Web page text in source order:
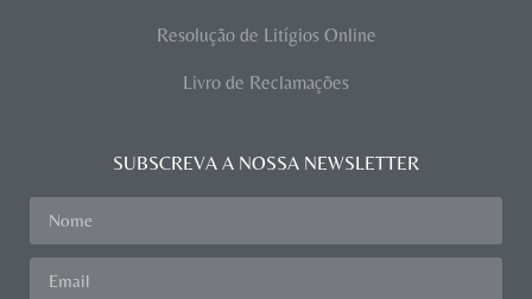
Resolução de Litígios Online
Livro de Reclamações
SUBSCREVA A NOSSA NEWSLETTER